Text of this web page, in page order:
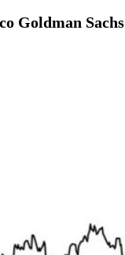
Goldman Sachs